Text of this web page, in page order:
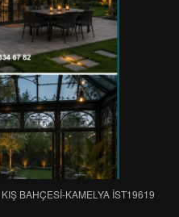
BAHÇESİ-KAMELYA IST19619